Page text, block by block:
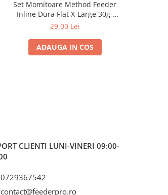
Set Momitoare Method Feeder
Inline Dura Flat X-Large 30g-
40g-50g | PRO FL
29,00 Lei
ADAUGA IN COS
CLIENTI LUNI-VINERI 09:00-
0729367542
contact@feederpro.ro